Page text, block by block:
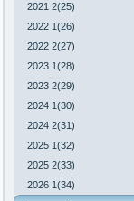
2021 2(25)
2022 1(26)
2022 2(27)
2023 1(28)
2023 2(29)
2024 1(30)
2024 2(31)
2025 1(32)
2025 2(33)
2026 1(34)